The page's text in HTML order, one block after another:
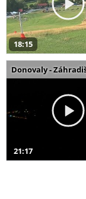
18:15
Donovaly -
21:17